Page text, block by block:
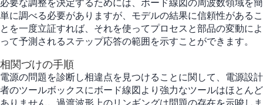
必要な調整を決定するためには、ボード線図の周波数領域を簡
単に調べる必要がありますが、モデルの結果に信頼性があるこ
とを一度立証すれば、それを使ってプロセスと部品の変動によ
って予測されるステップ応答の範囲を示すことができます。
相関づけの手順
電源の問題を診断し相違点を見つけることに関して、電源設計
者のツールボックスにボード線図より強力なツールはほとんど